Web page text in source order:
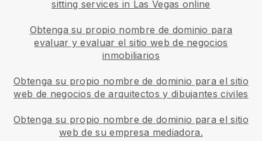
sitting services in Las Vegas online
Obtenga su propio nombre de dominio para
evaluar y evaluar el sitio web de negocios
inmobiliarios
Obtenga su propio nombre de dominio para el sitio
web de negocios de arquitectos y dibujantes civiles
Obtenga su propio nombre de dominio para el sitio
web de su empresa mediadora.